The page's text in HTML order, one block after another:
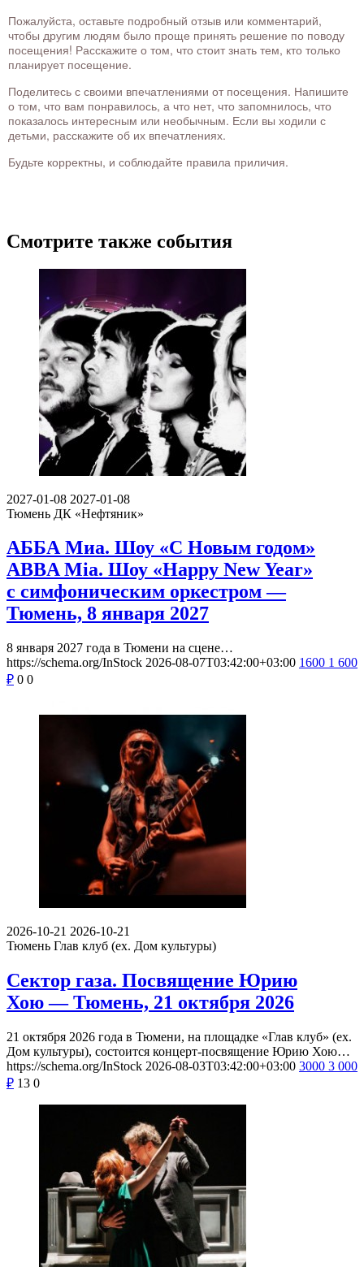
Пожалуйста, оставьте подробный отзыв или комментарий,
чтобы другим людям было проще принять решение по поводу
посещения! Расскажите о том, что стоит знать тем, кто только
планирует посещение.
Поделитесь с своими впечатлениями от посещения. Напишите
о том, что вам понравилось, а что нет, что запомнилось, что
показалось интересным или необычным. Если вы ходили с
детьми, расскажите об их впечатлениях.
Будьте корректны, и соблюдайте правила приличия.
Смотрите также события
2027-01-08 2027-01-08
Тюмень ДК «Нефтяник»
АББА Миа. Шоу «С Новым годом»
ABBA Mia. Шоу «Happy New Year»
с симфоническим оркестром —
Тюмень, 8 января 2027
8 января 2027 года в Тюмени на сцене…
https://schema.org/InStock 2026-08-07T03:42:00+03:00 1600 1 600
₽ 0 0
2026-10-21 2026-10-21
Тюмень Глав клуб (ex. Дом культуры)
Сектор газа. Посвящение Юрию
Хою — Тюмень, 21 октября 2026
21 октября 2026 года в Тюмени, на площадке «Глав клуб» (ex.
Дом культуры), состоится концерт-посвящение Юрию Хою…
https://schema.org/InStock 2026-08-03T03:42:00+03:00 3000 3 000
₽ 13 0